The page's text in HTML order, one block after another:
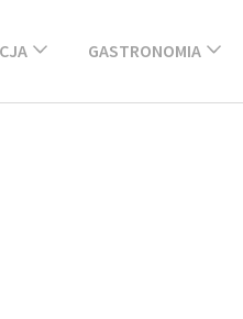
GASTRONOMIA